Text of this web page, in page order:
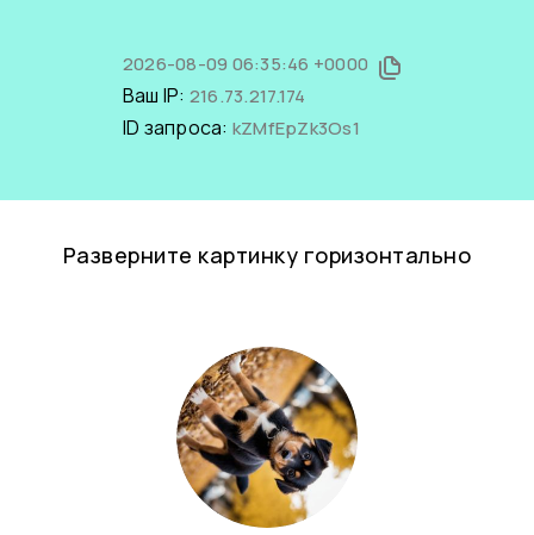
2026-08-09 06:35:46 +0000
Ваш IP: 216.73.217.174
ID запроса: kZMfEpZk3Os1
Разверните картинку горизонтально